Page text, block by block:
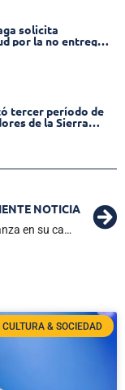
solicita
por la no entrega
tercer período de
de la Sierra
NOTICIA
Infotep avanza en su camino hacia la calidad con nueva certificación ISO 9001:2015 de Icontec
CULTURA & SOCIEDAD